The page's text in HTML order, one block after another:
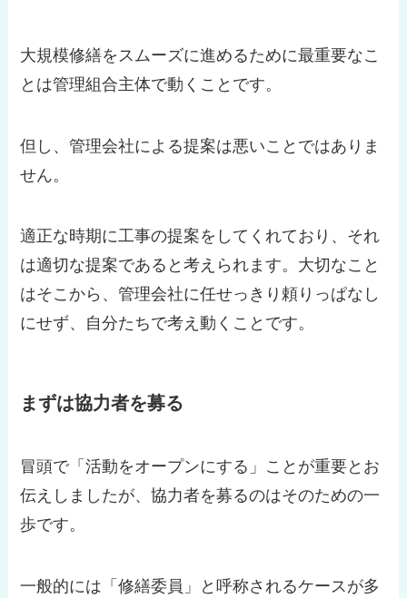
大規模修繕をスムーズに進めるために最重要なこ
とは管理組合主体で動くことです。
但し、管理会社による提案は悪いことではありま
せん。
適正な時期に工事の提案をしてくれており、それ
は適切な提案であると考えられます。大切なこと
はそこから、管理会社に任せっきり頼りっぱなし
にせず、自分たちで考え動くことです。
まずは協力者を募る
冒頭で「活動をオープンにする」ことが重要とお
伝えしましたが、協力者を募るのはそのための一
歩です。
一般的には「修繕委員」と呼称されるケースが多